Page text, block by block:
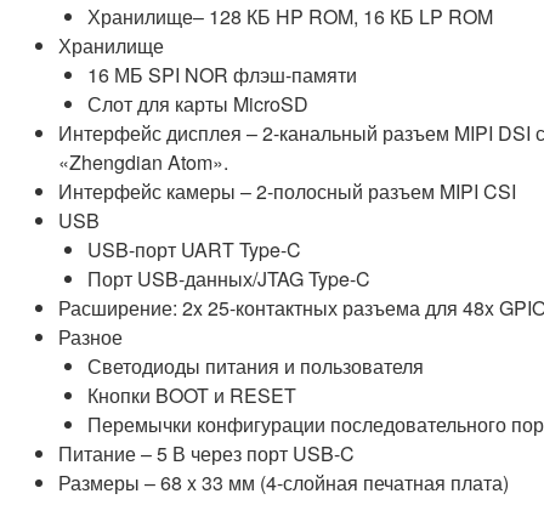
Хранилище– 128 КБ HP ROM, 16 КБ LP ROM
Хранилище
16 МБ SPI NOR флэш-памяти
Слот для карты MicroSD
Интерфейс дисплея – 2-канальный разъем MIPI
«Zhengdian Atom».
Интерфейс камеры – 2-полосный разъем MIPI CSI
USB
USB-порт UART Type-C
Порт USB-данных/JTAG Type-C
Расширение: 2x 25-контактных разъема для 48x
Разное
Светодиоды питания и пользователя
Кнопки BOOT и RESET
Перемычки конфигурации последовательного
Питание – 5 В через порт USB-C
Размеры – 68 x 33 мм (4-слойная печатная плата)